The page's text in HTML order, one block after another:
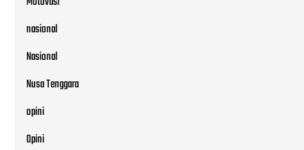
nasional
Nasional
Nusa Tenggara
opini
Opini